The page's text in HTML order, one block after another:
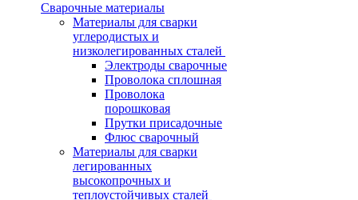
Сварочные материалы
Материалы для сварки
углеродистых и
низколегированных сталей
Электроды сварочные
Проволока сплошная
Проволока
порошковая
Прутки присадочные
Флюс сварочный
Материалы для сварки
легированных
высокопрочных и
теплоустойчивых сталей